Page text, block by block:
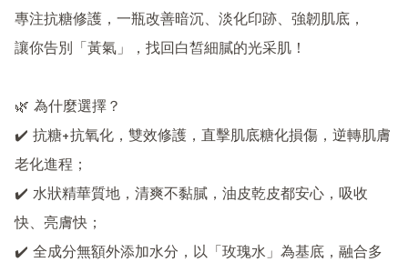
專注抗糖修護，一瓶改善暗沉、淡化印跡、強韌肌底，
讓你告別「黃氣」，找回白皙細膩的光采肌！
🌿 為什麼選擇？
✔️ 抗糖+抗氧化，雙效修護，直擊肌底糖化損傷，逆轉肌膚
老化進程；
✔️ 水狀精華質地，清爽不黏膩，油皮乾皮都安心，吸收
快、亮膚快；
✔️ 全成分無額外添加水分，以「玫瑰水」為基底，融合多